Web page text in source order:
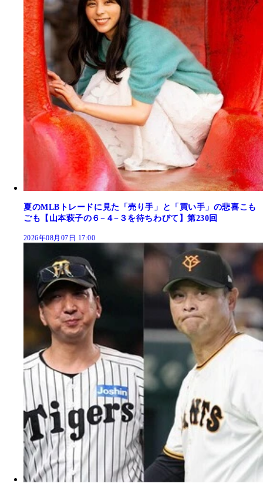
夏のMLBトレードに見た「売り手」と「買い手」の悲喜こも
ごも【山本萩子の６−４−３を待ちわびて】第230回
2026年08月07日 17:00